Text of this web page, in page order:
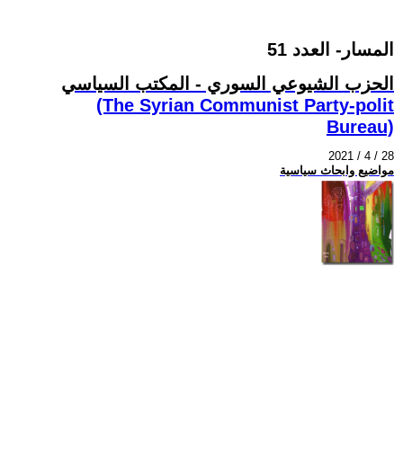
المسار- العدد 51
الحزب الشيوعي السوري - المكتب السياسي
(The Syrian Communist Party-polit
Bureau)
2021 / 4 / 28
مواضيع وابحاث سياسية